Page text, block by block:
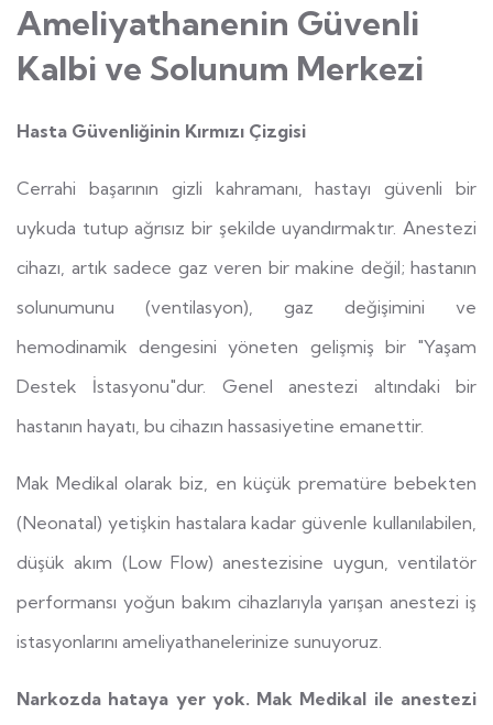
Ameliyathanenin Güvenli
Kalbi ve Solunum Merkezi
Hasta Güvenliğinin Kırmızı Çizgisi
Cerrahi başarının gizli kahramanı, hastayı güvenli bir
uykuda tutup ağrısız bir şekilde uyandırmaktır. Anestezi
cihazı, artık sadece gaz veren bir makine değil; hastanın
solunumunu (ventilasyon), gaz değişimini ve
hemodinamik dengesini yöneten gelişmiş bir "Yaşam
Destek İstasyonu"dur. Genel anestezi altındaki bir
hastanın hayatı, bu cihazın hassasiyetine emanettir.
Mak Medikal olarak biz, en küçük prematüre bebekten
(Neonatal) yetişkin hastalara kadar güvenle kullanılabilen,
düşük akım (Low Flow) anestezisine uygun, ventilatör
performansı yoğun bakım cihazlarıyla yarışan anestezi iş
istasyonlarını ameliyathanelerinize sunuyoruz.
Narkozda hataya yer yok. Mak Medikal ile anestezi